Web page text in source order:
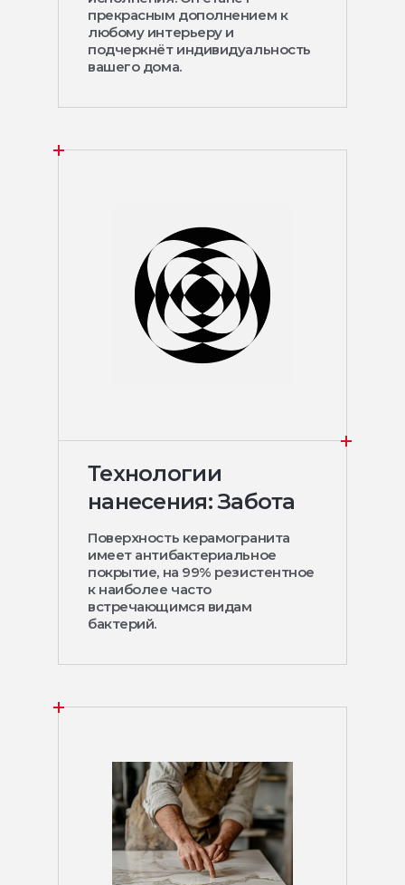
прекрасным дополнением к
любому интерьеру и
подчеркнёт индивидуальность
вашего дома.
Технологии
нанесения: Забота
Поверхность керамогранита
имеет антибактериальное
покрытие, на 99% резистентное
к наиболее часто
встречающимся видам
бактерий.